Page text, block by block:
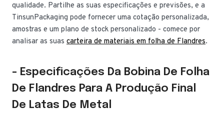
qualidade. Partilhe as suas especificações e previsões, e a
TinsunPackaging pode fornecer uma cotação personalizada,
amostras e um plano de stock personalizado - comece por
analisar as suas carteira de materiais em folha de Flandres.
- Especificações Da Bobina De Folha
De Flandres Para A Produção Final
De Latas De Metal